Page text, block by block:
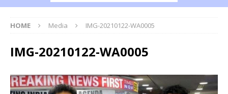
HOME Media IMG-20210122-WA0005
IMG-20210122-WA0005